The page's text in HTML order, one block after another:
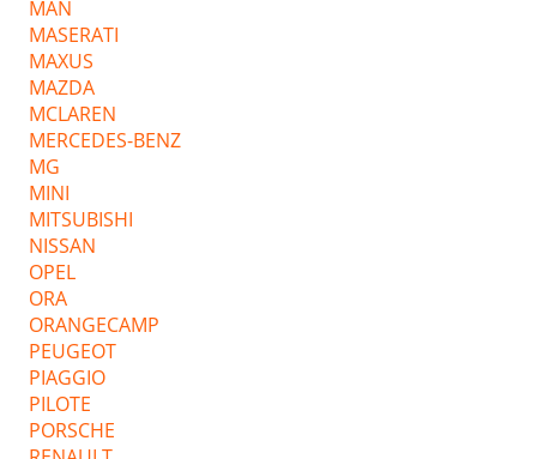
MAN
MASERATI
MAXUS
MAZDA
MCLAREN
MERCEDES-BENZ
MG
MINI
MITSUBISHI
NISSAN
OPEL
ORA
ORANGECAMP
PEUGEOT
PIAGGIO
PILOTE
PORSCHE